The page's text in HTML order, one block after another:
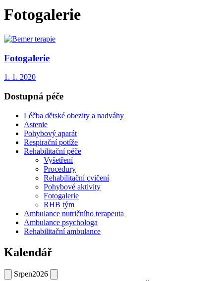
Fotogalerie
Fotogalerie
1. 1. 2020
Dostupná péče
Léčba dětské obezity a nadváhy
Astenie
Pohybový aparát
Respirační potíže
Rehabilitační péče
Vyšetření
Procedury
Rehabilitační cvičení
Pohybové aktivity
Fotogalerie
RHB tým
Ambulance nutričního terapeuta
Ambulance psychologa
Rehabilitační ambulance
Kalendář
Srpen2026